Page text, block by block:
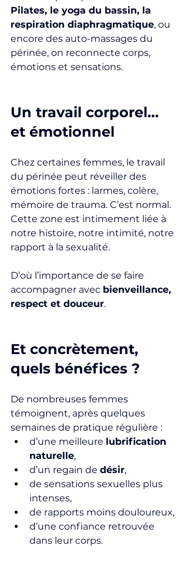
Pilates, le yoga du bassin, la
respiration diaphragmatique, ou
encore des auto-massages du
périnée, on reconnecte corps,
émotions et sensations.
Un travail corporel…
et émotionnel
Chez certaines femmes, le travail
du périnée peut réveiller des
émotions fortes : larmes, colère,
mémoire de trauma. C’est normal.
Cette zone est intimement liée à
notre histoire, notre intimité, notre
rapport à la sexualité.
D’où l’importance de se faire
accompagner avec bienveillance,
respect et douceur.
Et concrètement,
quels bénéfices ?
De nombreuses femmes
témoignent, après quelques
semaines de pratique régulière :
d’une meilleure lubrification
naturelle,
d’un regain de désir,
de sensations sexuelles plus
intenses,
de rapports moins douloureux,
d’une confiance retrouvée
dans leur corps.